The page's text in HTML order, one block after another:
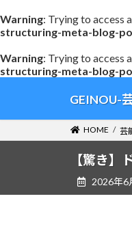
Warning: Trying to access
structuring-meta-blog-
Warning: Trying to access
structuring-meta-blog-
テ
ゲ
GEINOU-
HOME 芸
【驚き】
2026年6